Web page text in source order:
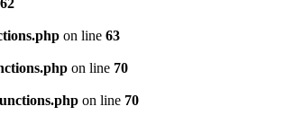
62
on line 63
on line 70
on line 70